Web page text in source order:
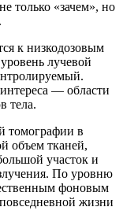
только «зачем», но
к низкодозовым
лучевой
— области
тела.
томографии в
объем тканей,
участок и
По уровню
фоновым
жизни